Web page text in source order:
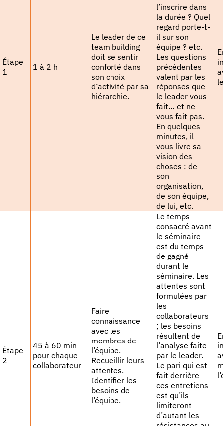
Étape
1
1 à 2 h
Le leader de ce
team building
doit se sentir
conforté dans
son choix
d’activité par sa
hiérarchie.
l’inscrire dans
la durée ? Quel
regard porte-t-
il sur son
équipe ? etc.
Les questions
précédentes
valent par les
réponses que
le leader vous
fait… et ne
vous fait pas.
En quelques
minutes, il
vous livre sa
vision des
choses : de
son
organisation,
de son équipe,
de lui, etc.
Étape
2
45 à 60 min
pour chaque
collaborateur
Faire
connaissance
avec les
membres de
l’équipe.
Recueillir leurs
attentes.
Identifier les
besoins de
l’équipe.
Le temps
consacré avant
le séminaire
est du temps
de gagné
durant le
séminaire. Les
attentes sont
formulées par
les
collaborateurs
; les besoins
résultent de
l’analyse faite
par le leader.
Le pari qui est
fait derrière
ces entretiens
est qu’ils
limiteront
d’autant les